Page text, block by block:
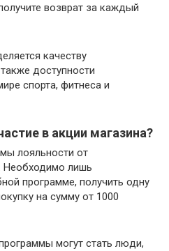
возврат за каждый
качеству
доступности
спорта, фитнеса и
в акции магазина?
лояльности от
Необходимо лишь
программе, получить одну
на сумму от 1000
могут стать люди,